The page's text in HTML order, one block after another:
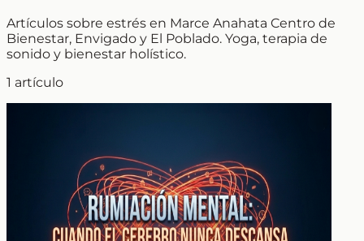
Artículos sobre estrés en Marce Anahata Centro de
Bienestar, Envigado y El Poblado. Yoga, terapia de
sonido y bienestar holístico.
1 artículo